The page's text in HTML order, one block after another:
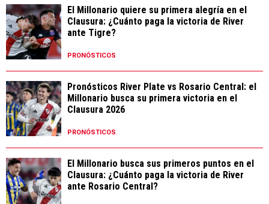
El Millonario quiere su primera alegría en el
Clausura: ¿Cuánto paga la victoria de River
ante Tigre?
PRONÓSTICOS
Pronósticos River Plate vs Rosario Central: el
Millonario busca su primera victoria en el
Clausura 2026
PRONÓSTICOS
El Millonario busca sus primeros puntos en el
Clausura: ¿Cuánto paga la victoria de River
ante Rosario Central?